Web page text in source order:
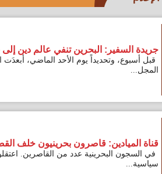
البحرين تنفي عالم دين إلى بيروت...
وتحديداً يوم الأحد الماضي، أبعدَت السلطات
قاصرون بحرينيون خلف القضبان...
عدد من القاصرين. اعتقلوا، كما غيرهم